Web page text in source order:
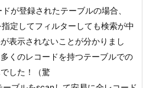
が登録されたテーブルの場合、
定してフィルターしても検索が中
表示されないことが分かりまし
くのレコードを持つテーブルでの
した！（驚